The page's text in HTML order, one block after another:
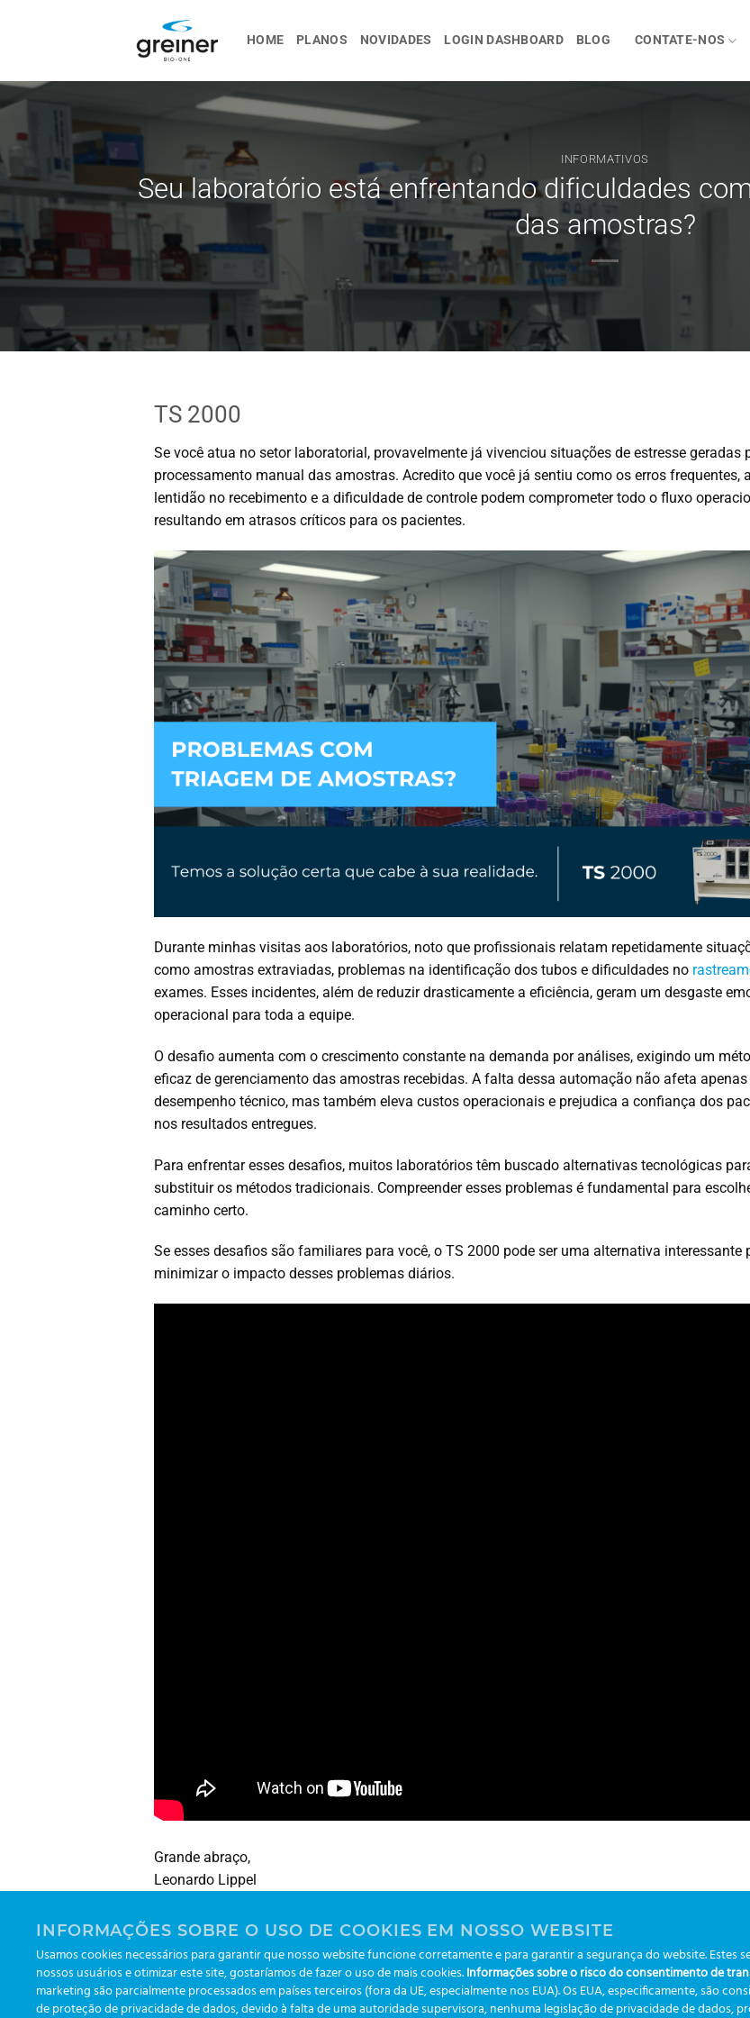
conteúdo
HOME PLANOS NOVIDADES LOGIN DASHBOARD BLOG CONTATE-NOS
INFORMATIVOS
Seu laboratório está enfrentando dificuldades
das amostras?
TS 2000
Se você atua no setor laboratorial, provavelmente já vivenciou situações de estresse geradas
processamento manual das amostras. Acredito que você já sentiu como os erros frequentes, a
lentidão no recebimento e a dificuldade de controle podem comprometer todo o fluxo
resultando em atrasos críticos para os pacientes.
Durante minhas visitas aos laboratórios, noto que profissionais relatam repetidamente
como amostras extraviadas, problemas na identificação dos tubos e dificuldades no
exames. Esses incidentes, além de reduzir drasticamente a eficiência, geram um desgaste
operacional para toda a equipe.
O desafio aumenta com o crescimento constante na demanda por análises, exigindo um
eficaz de gerenciamento das amostras recebidas. A falta dessa automação não afeta apenas
desempenho técnico, mas também eleva custos operacionais e prejudica a confiança dos
nos resultados entregues.
Para enfrentar esses desafios, muitos laboratórios têm buscado alternativas tecnológicas
substituir os métodos tradicionais. Compreender esses problemas é fundamental para
caminho certo.
Se esses desafios são familiares para você, o TS 2000 pode ser uma alternativa interessante
minimizar o impacto desses problemas diários.
Grande abraço,
Leonardo Lippel
INFORMAÇÕES SOBRE O USO DE COOKIES EM NOSSO WEBSITE
Usamos cookies necessários para garantir que nosso website funcione corretamente e para garantir a segurança do website. Estes
nossos usuários e otimizar este site, gostaríamos de fazer o uso de mais cookies.Informações sobre o risco do consentimento de
marketing são parcialmente processados em países terceiros (fora da UE, especialmente nos EUA). Os EUA, especificamente, são
de proteção de privacidade de dados, devido à falta de uma autoridade supervisora, nenhuma legislação de privacidade de dados,